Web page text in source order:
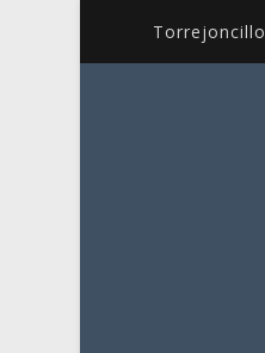
Torrejoncillo